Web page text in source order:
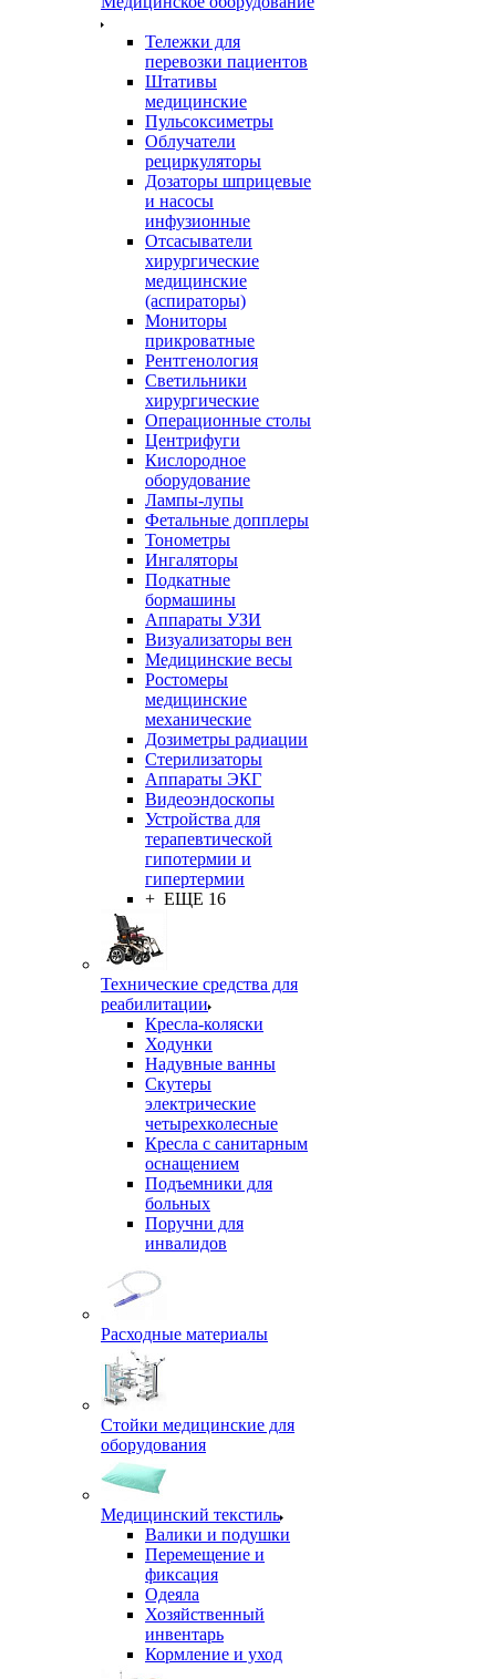
Тележки для
перевозки пациентов
Штативы
медицинские
Пульсоксиметры
Облучатели
рециркуляторы
Дозаторы шприцевые
и насосы
инфузионные
Отсасыватели
хирургические
медицинские
(аспираторы)
Мониторы
прикроватные
Рентгенология
Светильники
хирургические
Операционные столы
Центрифуги
Кислородное
оборудование
Лампы-лупы
Фетальные допплеры
Тонометры
Ингаляторы
Подкатные
бормашины
Аппараты УЗИ
Визуализаторы вен
Медицинские весы
Ростомеры
медицинские
механические
Дозиметры радиации
Стерилизаторы
Аппараты ЭКГ
Видеоэндоскопы
Устройства для
терапевтической
гипотермии и
гипертермии
+ ЕЩЕ 16
Технические средства для
реабилитации
Кресла-коляски
Ходунки
Надувные ванны
Скутеры
электрические
четырехколесные
Кресла с санитарным
оснащением
Подъемники для
больных
Поручни для
инвалидов
Расходные материалы
Стойки медицинские для
оборудования
Медицинский текстиль
Валики и подушки
Перемещение и
фиксация
Одеяла
Хозяйственный
инвентарь
Кормление и уход